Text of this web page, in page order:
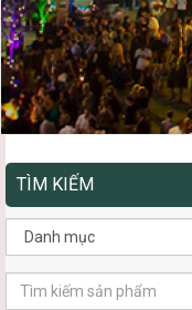
TÌM KIẾM